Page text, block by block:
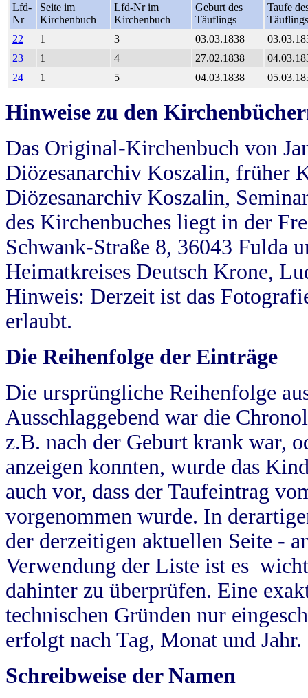
Lfd-
Nr
Seite im
Kirchenbuch
Lfd-Nr im
Kirchenbuch
Geburt des
Täuflings
Taufe
Täuflings
22
1 3 03.03.1838
23
1 4 27.02.1838
24
1 5 04.03.1838
Hinweise zu den
Das Original-Kirchenbuch von
Diözesanarchiv Koszalin, früher
Diözesanarchiv Koszalin,
des Kirchenbuches liegt in der
Schwank-Straße 8, 36043 Fulda
Heimatkreises Deutsch Krone,
Hinweis: Derzeit ist das
erlaubt.
Die Reihenfolge der Einträge
Die ursprüngliche Reihenfolge
Ausschlaggebend war die
z.B. nach der Geburt krank war,
anzeigen konnten, wurde das
auch vor, dass der Taufeintrag
vorgenommen wurde. In
der derzeitigen aktuellen Seite -
Verwendung der Liste ist es
dahinter zu überprüfen. Eine
technischen Gründen nur
erfolgt nach Tag, Monat und Jahr.
Schreibweise der Namen